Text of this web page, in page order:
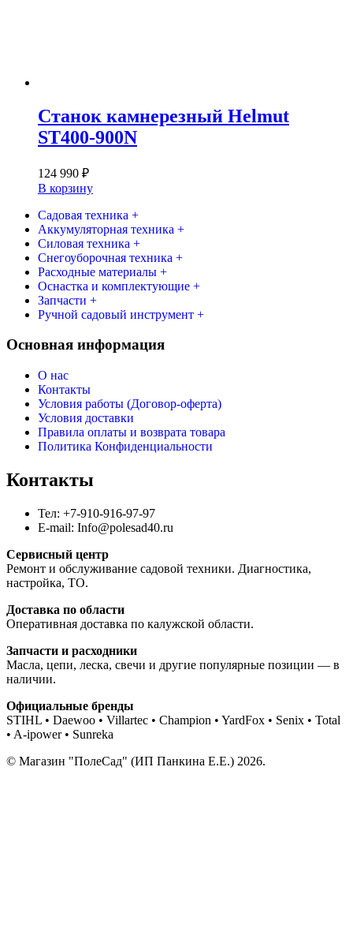
Станок камнерезный Helmut
ST400-900N
124 990 ₽
В корзину
Садовая техника +
Аккумуляторная техника +
Силовая техника +
Снегоуборочная техника +
Расходные материалы +
Оснастка и комплектующие +
Запчасти +
Ручной садовый инструмент +
Основная информация
О нас
Контакты
Условия работы (Договор-оферта)
Условия доставки
Правила оплаты и возврата товара
Политика Конфиденциальности
Контакты
Тел: +7-910-916-97-97
E-mail: Info@polesad40.ru
Сервисный центр
Ремонт и обслуживание садовой техники. Диагностика,
настройка, ТО.
Доставка по области
Оперативная доставка по калужской области.
Запчасти и расходники
Масла, цепи, леска, свечи и другие популярные позиции — в
наличии.
Официальные бренды
STIHL • Daewoo • Villartec • Champion • YardFox • Senix • Total
• A-ipower • Sunreka
© Магазин "ПолеСад" (ИП Панкина Е.Е.) 2026.